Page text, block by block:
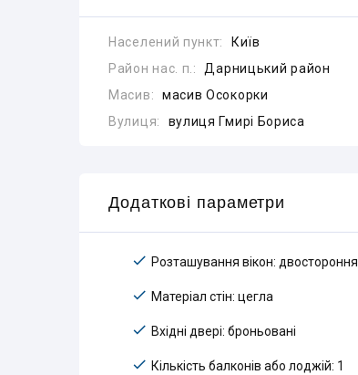
Населений пункт:
Київ
Район нас. п.:
Дарницький район
Масив:
масив Осокорки
Вулиця:
вулиця Гмирі Бориса
Додаткові параметри
Розташування вікон: двостороння
Матеріал стін: цегла
Вхідні двері: броньовані
Кількість балконів або лоджій: 1